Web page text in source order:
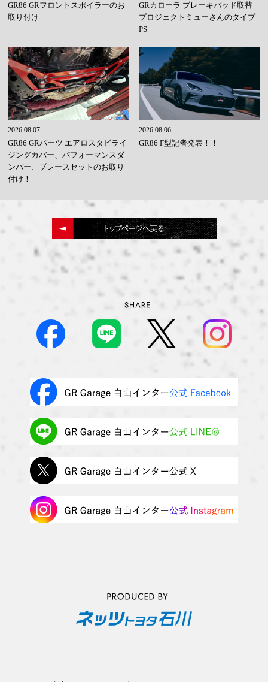
GR86 GRフロントスポイラーのお
取り付け
GRカローラ ブレーキパッド取替
プロジェクトミューさんのタイプ
PS
2026.08.07
GR86 GRパーツ エアロスタビライ
ジングカバー、パフォーマンスダ
ンパー、ブレースセットのお取り
付け！
2026.08.06
GR86 F型記者発表！！